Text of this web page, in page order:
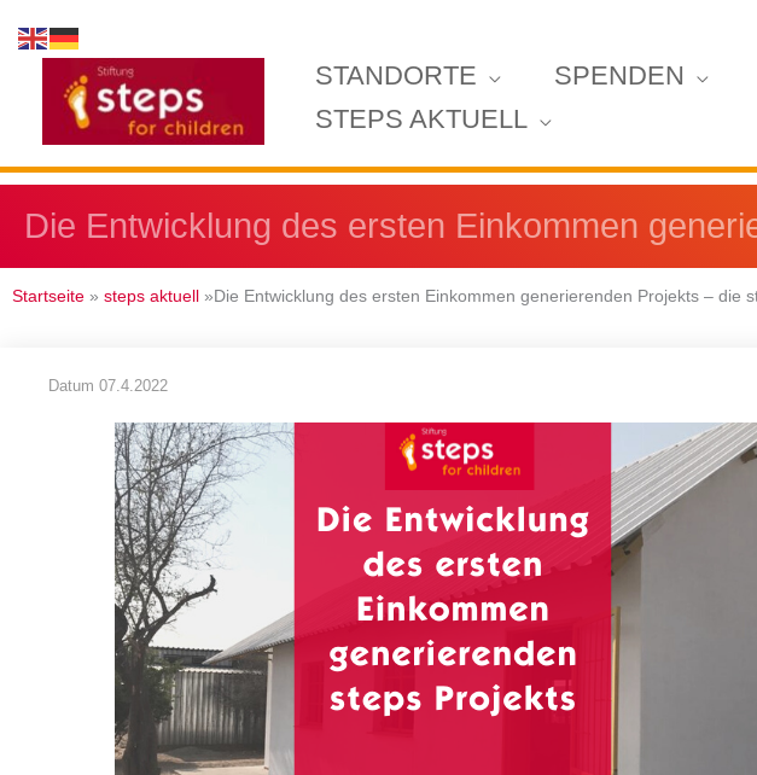
Inhalt
springen
STANDORTE SPENDEN
STEPS AKTUELL
Die Entwicklung des ersten Einkommen
Startseite » steps aktuell »Die Entwicklung des ersten Einkommen generierenden Projekts – die
Datum 07.4.2022